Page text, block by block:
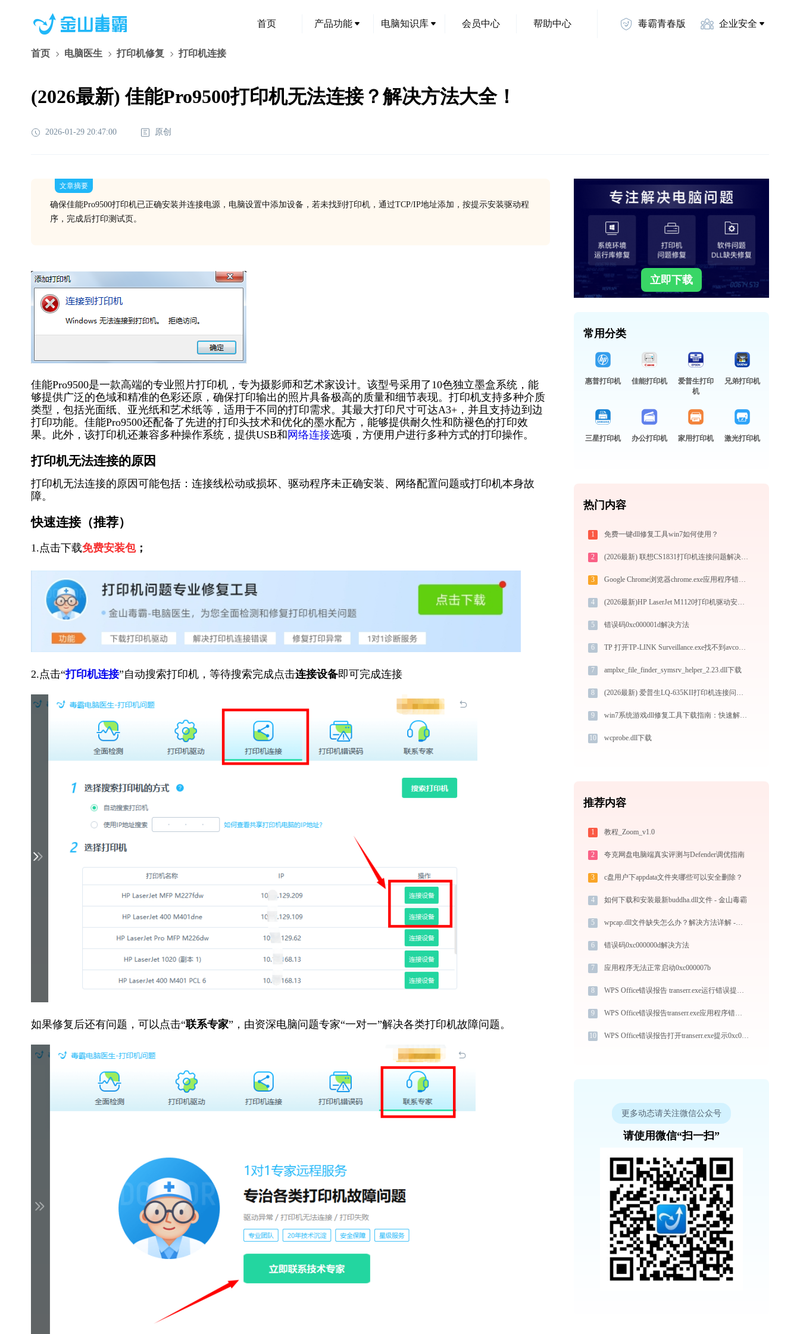
首页 产品功能 电脑知识库 会员中心 帮助中心 毒霸青春版 企业安全
首页 电脑医生 打印机修复 打印机连接
(2026最新) 佳能Pro9500打印机无法连接？解决方法大全！
2026-01-29 20:47:00 原创
文章摘要
确保佳能Pro9500打印机已正确安装并连接电源，电脑设置中添加设备，若未找到打印机，通过TCP/IP地址添加，按提示安装驱动程
序，完成后打印测试页。
佳能Pro9500是一款高端的专业照片打印机，专为摄影师和艺术家设计。该型号采用了10色独立墨盒系统，能
够提供广泛的色域和精准的色彩还原，确保打印输出的照片具备极高的质量和细节表现。打印机支持多种介质
类型，包括光面纸、亚光纸和艺术纸等，适用于不同的打印需求。其最大打印尺寸可达A3+，并且支持边到边
打印功能。佳能Pro9500还配备了先进的打印头技术和优化的墨水配方，能够提供耐久性和防褪色的打印效
果。此外，该打印机还兼容多种操作系统，提供USB和 网络连接选项，方便用户进行多种方式的打印操作。
打印机无法连接的原因
打印机无法连接的原因可能包括：连接线松动或损坏、驱动程序未正确安装、网络配置问题或打印机本身故
障。
快速连接（推荐）
1.点击下载免费安装包；
2.点击“打印机连接”自动搜索打印机，等待搜索完成点击连接设备即可完成连接
如果修复后还有问题，可以点击“联系专家”，由资深电脑问题专家“一对一”解决各类打印机故障问题。
立即下载
常用分类
惠普打印机 佳能打印机
爱普生打印
机
兄弟打印机
三星打印机 办公打印机 家用打印机 激光打印机
热门内容
1 免费一键dll修复工具win7如何使用？
2 (2026最新) 联想CS1831打印机连接问题解决方法 - 金山毒霸
3 Google Chrome浏览器chrome.exe应用程序错误0xc0000056解决方法
4 (2026最新)HP LaserJet M1120打印机驱动安装不再难，跟着这些步骤一学就会
5 错误码0xc000001d解决方法
6 TP 打开TP-LINK Surveillance.exe找不到avcodec-57.dll怎么办
7 amplxe_file_finder_symsrv_helper_2.23.dll下载
8 (2026最新) 爱普生LQ-635KII打印机连接问题解决方法 -金山毒霸
9 win7系统游戏dll修复工具下载指南：快速解决常见问题
10 wcprobe.dll下载
推荐内容
1 教程_Zoom_v1.0
2 夸克网盘电脑端真实评测与Defender调优指南
3 c盘用户下appdata文件夹哪些可以安全删除？
4 如何下载和安装最新buddha.dll文件 - 金山毒霸
5 wpcap.dll文件缺失怎么办？解决方法详解 -金山毒霸
6 错误码0xc000000d解决方法
7 应用程序无法正常启动0xc000007b
8 WPS Office错误报告 transerr.exe运行错误提示0xc000000d的解决办法
9 WPS Office错误报告transerr.exe应用程序错误0xc000000d解决方法
10 WPS Office错误报告打开transerr.exe提示0xc000000d错误码怎么办
更多动态请关注微信公众号
请使用微信“扫一扫”